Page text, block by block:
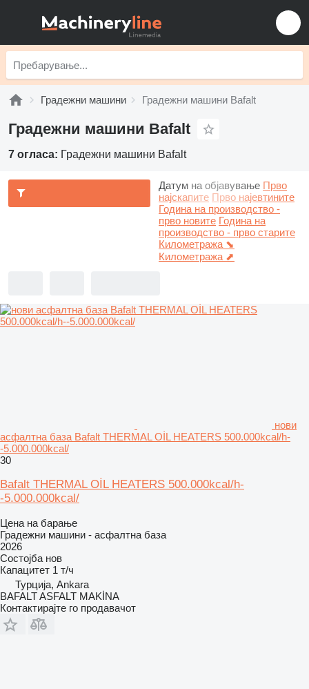
Градежни машини Градежни машини Bafalt
Градежни машини Bafalt
7 огласа: Градежни машини Bafalt
Датум на објавување Прво
најскапите Прво најевтините
Година на производство -
прво новите Година на
производство - прво старите
Километража ⬊
Километража ⬈
нови
асфалтна база Bafalt THERMAL OİL HEATERS 500.000kcal/h-
-5.000.000kcal/
30
Bafalt THERMAL OİL HEATERS 500.000kcal/h-
-5.000.000kcal/
Цена на барање
Градежни машини - асфалтна база
2026
Состојба нов
Капацитет 1 т/ч
Турција, Ankara
BAFALT ASFALT MAKİNA
Контактирајте го продавачот